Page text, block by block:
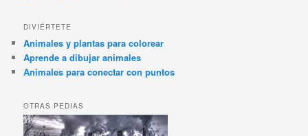
DIVIÉRTETE
Animales y plantas para colorear
Aprende a dibujar animales
Animales para conectar con puntos
OTRAS PEDIAS